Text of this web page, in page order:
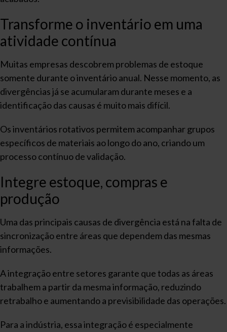
Transforme o inventário em uma
atividade contínua
Muitas empresas descobrem problemas de estoque
somente durante o inventário anual. Nesse momento, as
divergências já se acumularam durante meses e a
identificação das causas é muito mais difícil.
Os inventários rotativos permitem acompanhar grupos
específicos de materiais ao longo do ano, criando um
processo contínuo de validação.
Integre estoque, compras e
produção
Uma das principais causas de divergência está na falta de
sincronização entre áreas que dependem das mesmas
informações.
A integração entre setores garante que todas as áreas
trabalhem a partir da mesma informação, reduzindo
retrabalho e aumentando a previsibilidade das operações.
Para a indústria, essa integração é especialmente